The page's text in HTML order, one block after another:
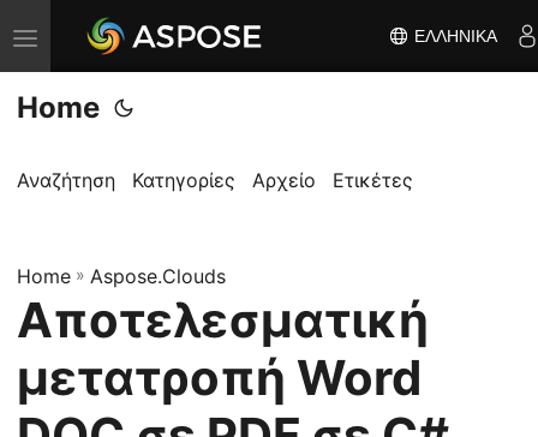
Ε
ν
α
λ
ή
π
λ
ο
ή
ΕΛΛΗΝΙΚΆ
Home
Αναζήτηση Κατηγορίες Αρχείο Ετικέτες
Home » Aspose.Clouds
Αποτελεσματική
μετατροπή Word